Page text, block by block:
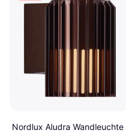
Nordlux Aludra Wandleuchte